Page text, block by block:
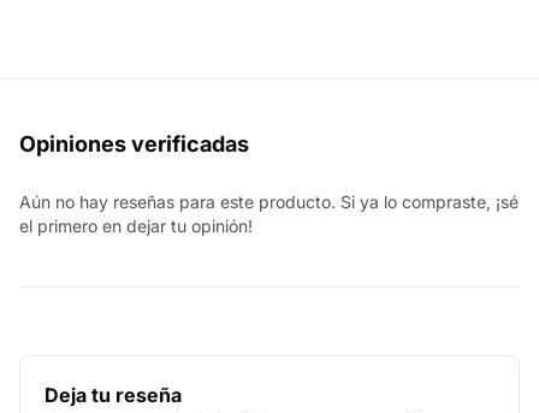
Opiniones verificadas
Aún no hay reseñas para este producto. Si ya lo compraste, ¡sé
el primero en dejar tu opinión!
Deja tu reseña